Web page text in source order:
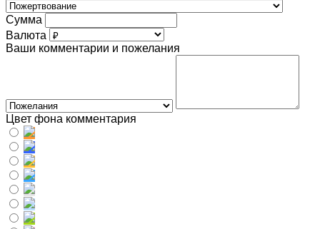
Сумма
Валюта
Ваши комментарии и пожелания
Цвет фона комментария